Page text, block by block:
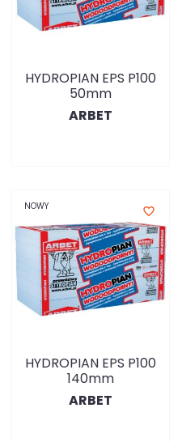
HYDROPIAN EPS P100
50mm
ARBET
NOWY favorite_border
HYDROPIAN EPS P100
140mm
ARBET